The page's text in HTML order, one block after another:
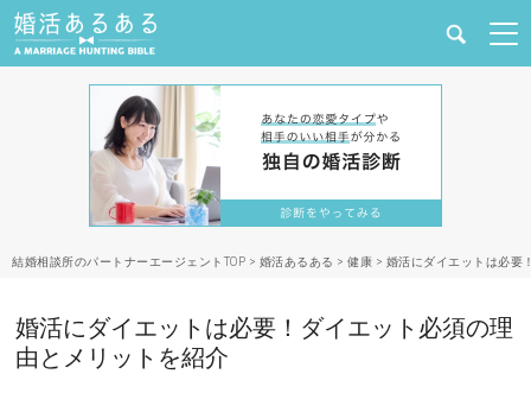
婚活と結婚
恋愛の悩み
合コン・街コン
結婚相談所のパートナーエージェントTOP > 婚活あるある > 健康 > 婚活にダイエットは必要
婚活にダイエットは必要！ダイエット必須の理
由とメリットを紹介